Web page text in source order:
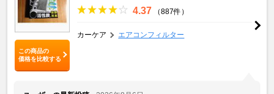
この商品の
価格を比較する
4.37 （887件）
カーケア エアコンフィルター